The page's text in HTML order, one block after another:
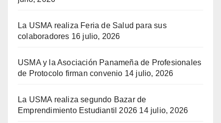
La USMA realiza Feria de Salud para sus
colaboradores 16 julio, 2026
USMA y la Asociación Panameña de Profesionales
de Protocolo firman convenio 14 julio, 2026
La USMA realiza segundo Bazar de
Emprendimiento Estudiantil 2026 14 julio, 2026